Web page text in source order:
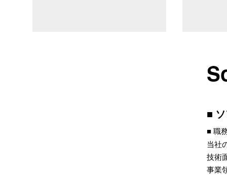
職
当社
技術
事業